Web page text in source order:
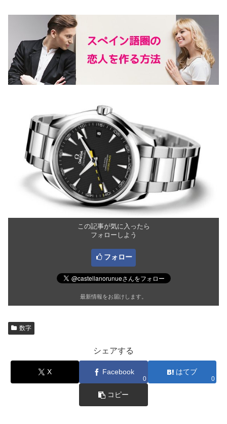
この記事が気に入ったら
フォローしよう
フォロー
最新情報をお届けします。
数字
シェアする
X Facebook
0
はてブ
0
コピー